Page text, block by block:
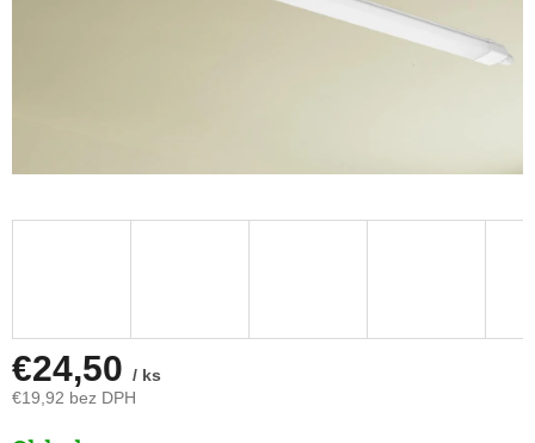
€24,50 / ks
€19,92 bez DPH